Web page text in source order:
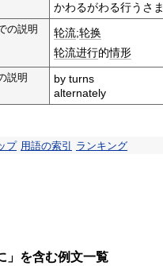
かわるがわる行うさま
の説明 轮流;轮换
轮流进行的情形
説明
by turns
alternately
プ 用語の索引 ランキング
」を含む例文一覧